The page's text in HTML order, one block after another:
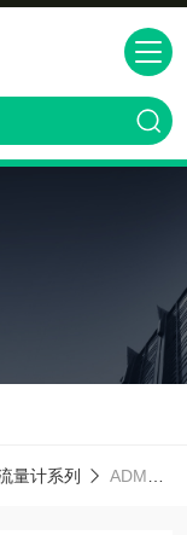
量计系列 ADMAG SF 横河涡街流量计日本